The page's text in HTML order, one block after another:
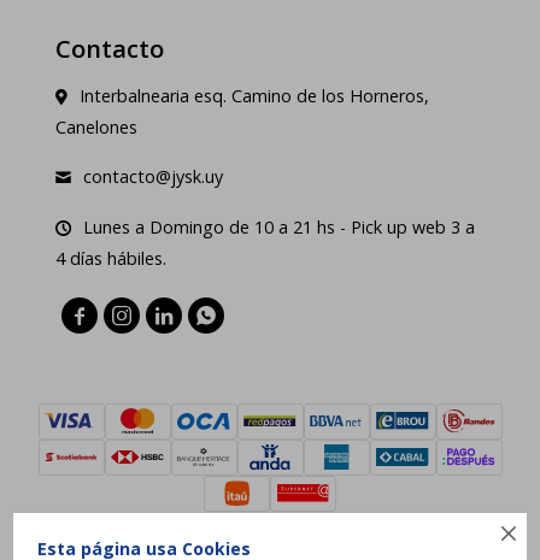

Esta página usa Cookies
Contacto
Interbalnearia esq. Camino de los Horneros,
Canelones
contacto@jysk.uy
Lunes a Domingo de 10 a 21 hs - Pick up web 3 a
4 días hábiles.
   